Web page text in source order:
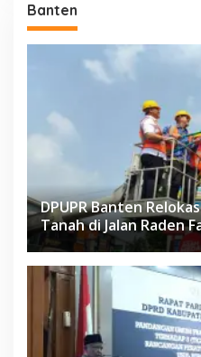
Banten
DPUPR Banten
Tanah di Jalan Raden